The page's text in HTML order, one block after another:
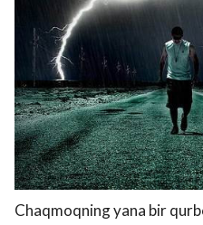
Chaqmoqning yana bir